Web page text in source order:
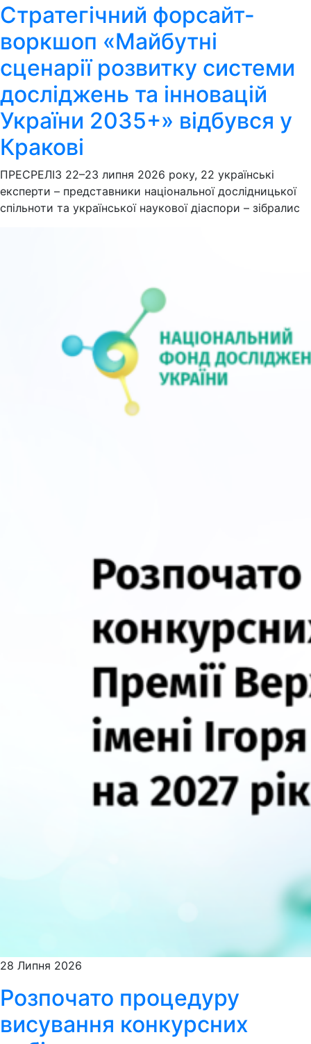
Стратегічний форсайт-
воркшоп «Майбутні
сценарії розвитку системи
досліджень та інновацій
України 2035+» відбувся у
Кракові
ПРЕСРЕЛІЗ 22–23 липня 2026 року, 22 українські
експерти – представники національної дослідницької
спільноти та української наукової діаспори – зібралис
28 Липня 2026
Розпочато процедуру
висування конкурсних